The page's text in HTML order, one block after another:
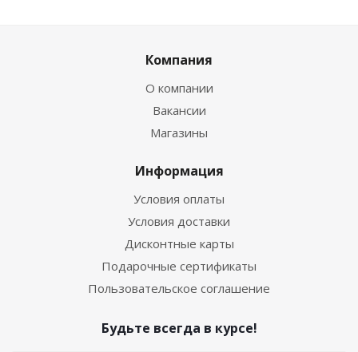
Компания
О компании
Вакансии
Магазины
Информация
Условия оплаты
Условия доставки
Дисконтные карты
Подарочные сертификаты
Пользовательское соглашение
Будьте всегда в курсе!